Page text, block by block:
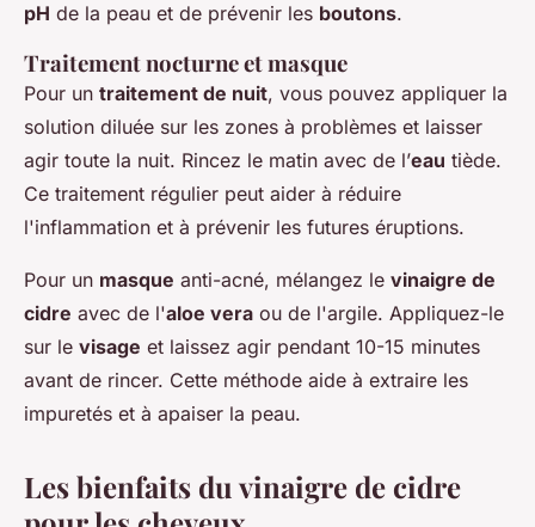
pH de la peau et de prévenir les boutons.
Traitement nocturne et masque
Pour un traitement de nuit, vous pouvez appliquer la
solution diluée sur les zones à problèmes et laisser
agir toute la nuit. Rincez le matin avec de l’eau tiède.
Ce traitement régulier peut aider à réduire
l'inflammation et à prévenir les futures éruptions.
Pour un masque anti-acné, mélangez le vinaigre de
cidre avec de l'aloe vera ou de l'argile. Appliquez-le
sur le visage et laissez agir pendant 10-15 minutes
avant de rincer. Cette méthode aide à extraire les
impuretés et à apaiser la peau.
Les bienfaits du vinaigre de cidre